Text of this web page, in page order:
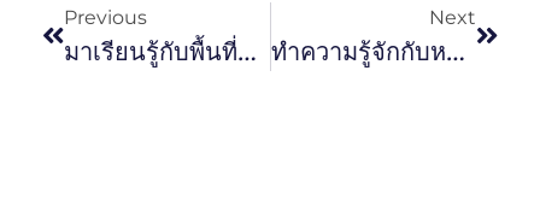
Previous
มาเรียนรู้กับพื้นที่อับอากาศ EP.1
Next
ทำความรู้จักกับหน้าที่ของ บริษัทตรวจวัดคุณภาพสิ่งแวดล้อม